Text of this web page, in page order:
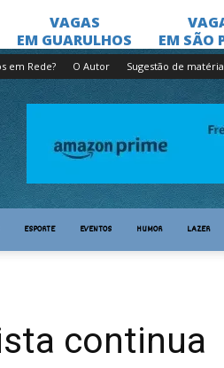
em Rede? O Autor Sugestão de matéria
ESPORTE EVENTOS HUMOR LAZER
continua